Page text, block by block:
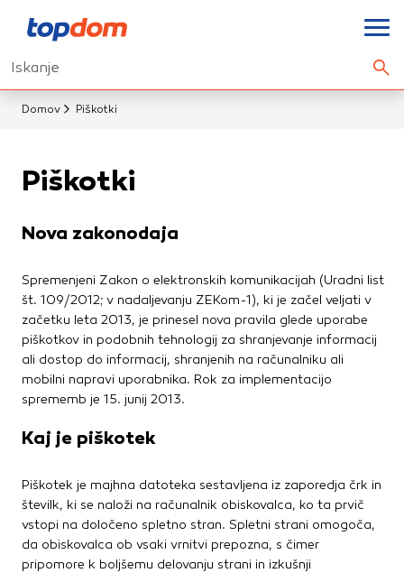
Domov Piškotki
Piškotki
Nova zakonodaja
Spremenjeni Zakon o elektronskih komunikacijah (Uradni list
št. 109/2012; v nadaljevanju ZEKom-1), ki je začel veljati v
začetku leta 2013, je prinesel nova pravila glede uporabe
piškotkov in podobnih tehnologij za shranjevanje informacij
ali dostop do informacij, shranjenih na računalniku ali
mobilni napravi uporabnika. Rok za implementacijo
sprememb je 15. junij 2013.
Kaj je piškotek
Piškotek je majhna datoteka sestavljena iz zaporedja črk in
številk, ki se naloži na računalnik obiskovalca, ko ta prvič
vstopi na določeno spletno stran. Spletni strani omogoča,
da obiskovalca ob vsaki vrnitvi prepozna, s čimer
pripomore k boljšemu delovanju strani in izkušnji
Nastavitve piškotkov
Vaša zasebnost
obliki piškotkov. Te informacije se lahko navezujejo na vas,
spletno mesto deluje v skladu z vašimi pričakovanji. Te
informacije običajno ne razkrivajo neposredno vaše
spletno uporabniško izkušnjo. Nekatere vrste piškotkov
lahko zavrnete. Klikajte različna imena kategorij, da si
ogledate več informacij in spremenite privzete nastavitve.
Blokiranje določenih vrst piškotkov vpliva na vašo uporabo
tega spletnega mesta in naše storitve. Več informacij
Obvezni piškotki
Ti piškotki so nujni za delovanje spletnega mesta, zato jih v
naših sistemih ni mogoče izklopiti. Običajno so nastavljeni
zahtev, na primer nastavitev zasebnosti, prijava ali
izpolnjevanje obrazcev. Na voljo imate nastavitev, da
brskalnik blokira te piškotke ali vas opozori na njih. V tem
primeru nekateri deli spletnega mesta ne bodo delovali.